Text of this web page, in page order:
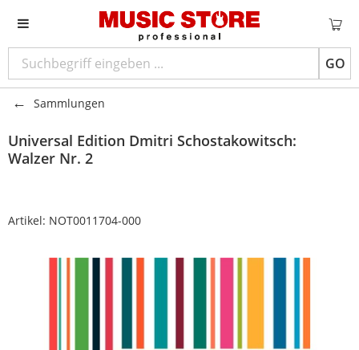
GO
Sammlungen
Universal Edition Dmitri Schostakowitsch:
Walzer Nr. 2
Artikel: NOT0011704-000